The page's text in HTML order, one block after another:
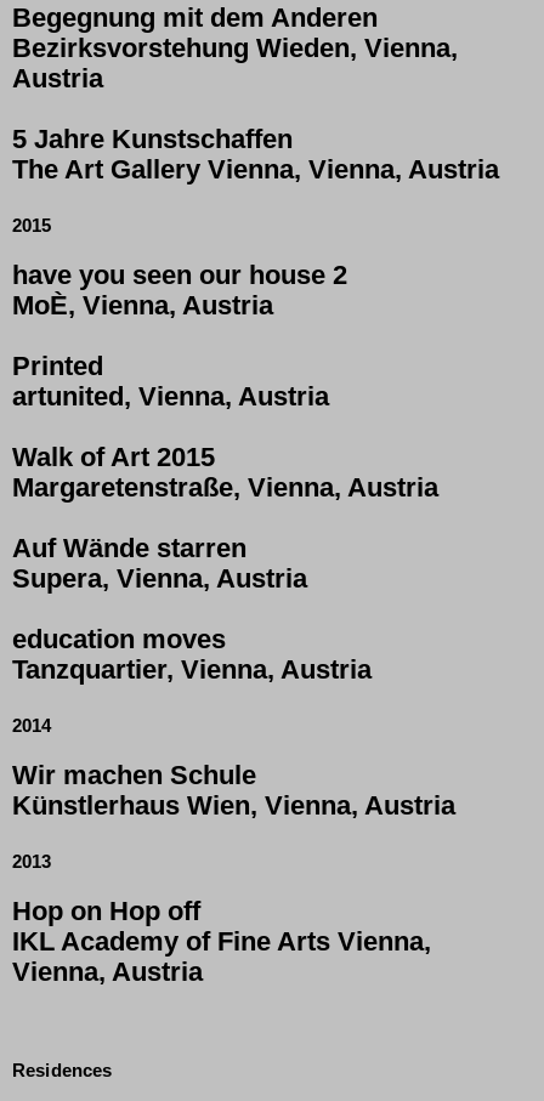
Begegnung mit dem Anderen
Bezirksvorstehung Wieden, Vienna,
Austria
5 Jahre Kunstschaffen
The Art Gallery Vienna, Vienna, Austria
2015
have you seen our house 2
MoÈ, Vienna, Austria
Printed
artunited, Vienna, Austria
Walk of Art 2015
Margaretenstraße, Vienna, Austria
Auf Wände starren
Supera, Vienna, Austria
education moves
Tanzquartier, Vienna, Austria
2014
Wir machen Schule
Künstlerhaus Wien, Vienna, Austria
2013
Hop on Hop off
IKL Academy of Fine Arts Vienna,
Vienna, Austria
Residences